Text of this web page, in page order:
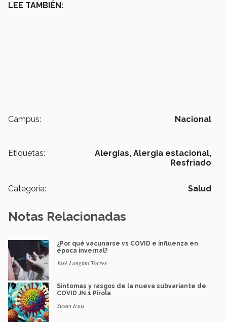
LEE TAMBIÉN:
Campus: Nacional
Etiquetas: Alergias, Alergia estacional,
Resfriado
Categoría: Salud
Notas Relacionadas
¿Por qué vacunarse vs COVID e influenza en
época invernal?
José Longino Torres
Síntomas y rasgos de la nueva subvariante de
COVID JN.1 Pirola
Susan Irais